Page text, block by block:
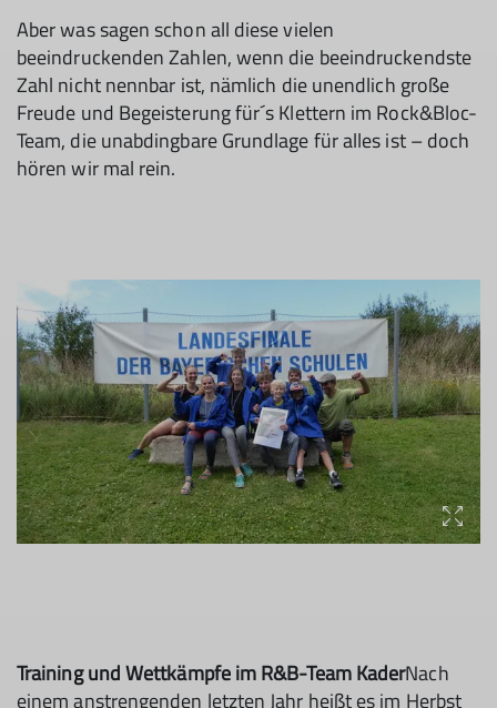
Aber was sagen schon all diese vielen
beeindruckenden Zahlen, wenn die beein­druckendste
Zahl nicht nennbar ist, nämlich die unendlich große
Freude und Begeisterung für´s Klettern im Rock&Bloc-
Team, die unabdingbare Grundlage für alles ist – doch
hören wir mal rein.
Training und Wettkämpfe im R&B-Team KaderNach
einem anstrengenden letzten Jahr heißt es im Herbst